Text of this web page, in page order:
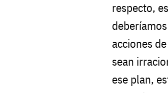
respecto,
acciones
sean
ese plan,